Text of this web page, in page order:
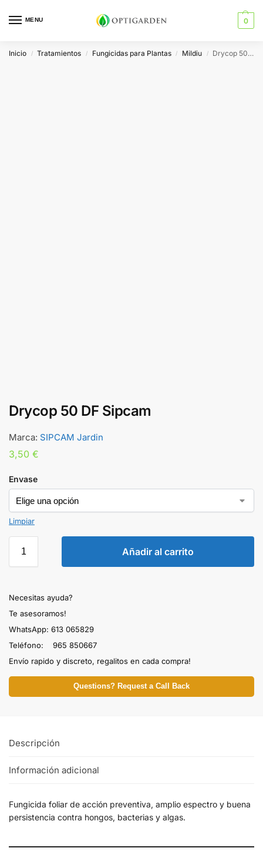
MENU 0
Inicio / Tratamientos / Fungicidas para Plantas / Mildiu / Drycop 50 DF Sipcam
Drycop 50 DF Sipcam
Marca: SIPCAM Jardin
3,50 €
Envase
Limpiar
Añadir al carrito
Necesitas ayuda?
Te asesoramos!
WhatsApp: 613 065829
Teléfono: 965 850667
Envío rapido y discreto, regalitos en cada compra!
Questions? Request a Call Back
Descripción
Información adicional
Fungicida foliar de acción preventiva, amplio espectro y buena
persistencia contra hongos, bacterias y algas.